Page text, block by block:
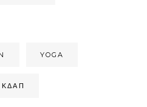
YOGA
ΚΔΑΠ